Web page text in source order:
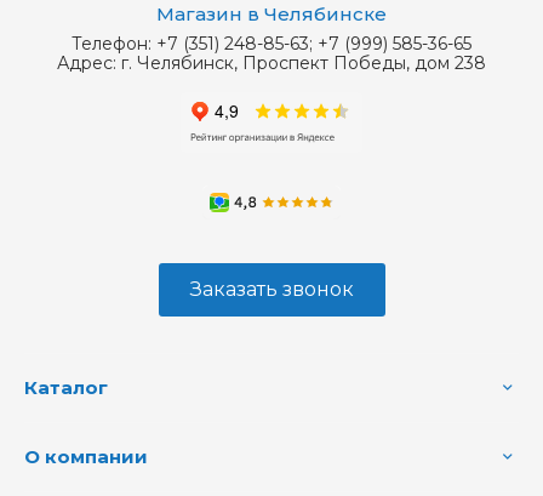
Магазин в Челябинске
Телефон: +7 (351) 248-85-63; +7 (999) 585-36-65
Адрес: г. Челябинск, Проспект Победы, дом 238
Заказать звонок
Каталог
О компании